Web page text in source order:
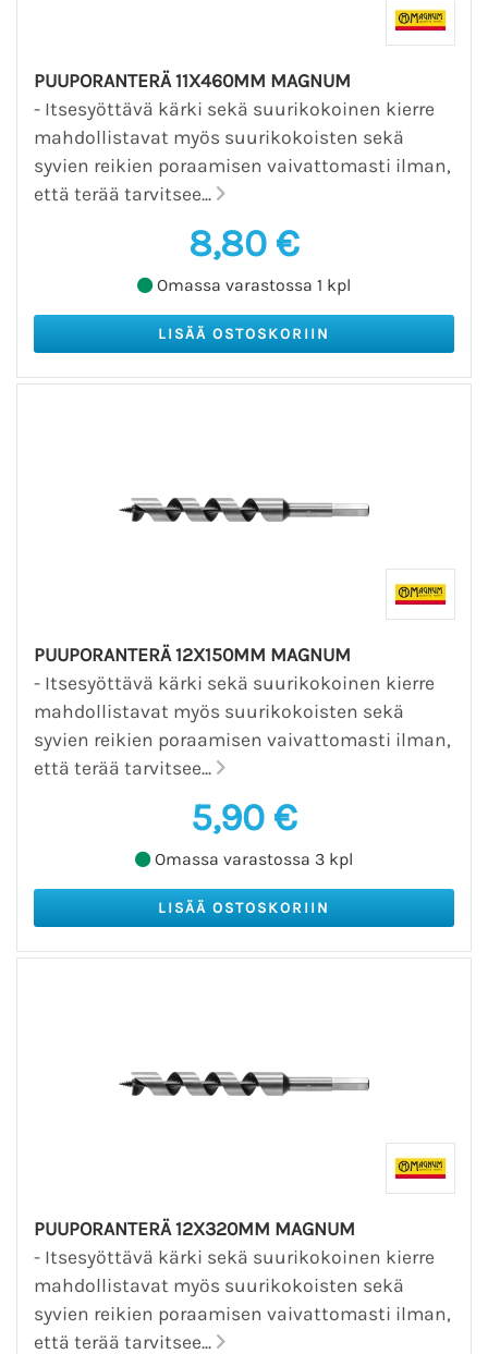
PUUPORANTERÄ 11X460MM MAGNUM
- Itsesyöttävä kärki sekä suurikokoinen kierre
mahdollistavat myös suurikokoisten sekä
syvien reikien poraamisen vaivattomasti ilman,
että terää tarvitsee...
8,80 €
Omassa varastossa 1 kpl
PUUPORANTERÄ 12X150MM MAGNUM
- Itsesyöttävä kärki sekä suurikokoinen kierre
mahdollistavat myös suurikokoisten sekä
syvien reikien poraamisen vaivattomasti ilman,
että terää tarvitsee...
5,90 €
Omassa varastossa 3 kpl
PUUPORANTERÄ 12X320MM MAGNUM
- Itsesyöttävä kärki sekä suurikokoinen kierre
mahdollistavat myös suurikokoisten sekä
syvien reikien poraamisen vaivattomasti ilman,
että terää tarvitsee...